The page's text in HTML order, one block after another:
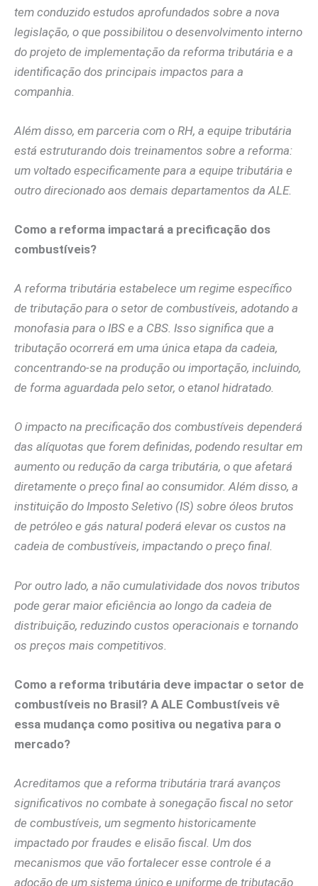
tem conduzido estudos aprofundados sobre a nova
legislação, o que possibilitou o desenvolvimento interno
do projeto de implementação da reforma tributária e a
identificação dos principais impactos para a
companhia.
Além disso, em parceria com o RH, a equipe tributária
está estruturando dois treinamentos sobre a reforma:
um voltado especificamente para a equipe tributária e
outro direcionado aos demais departamentos da ALE.
Como a reforma impactará a precificação dos
combustíveis?
A reforma tributária estabelece um regime específico
de tributação para o setor de combustíveis, adotando a
monofasia para o IBS e a CBS. Isso significa que a
tributação ocorrerá em uma única etapa da cadeia,
concentrando-se na produção ou importação, incluindo,
de forma aguardada pelo setor, o etanol hidratado.
O impacto na precificação dos combustíveis dependerá
das alíquotas que forem definidas, podendo resultar em
aumento ou redução da carga tributária, o que afetará
diretamente o preço final ao consumidor. Além disso, a
instituição do Imposto Seletivo (IS) sobre óleos brutos
de petróleo e gás natural poderá elevar os custos na
cadeia de combustíveis, impactando o preço final.
Por outro lado, a não cumulatividade dos novos tributos
pode gerar maior eficiência ao longo da cadeia de
distribuição, reduzindo custos operacionais e tornando
os preços mais competitivos.
Como a reforma tributária deve impactar o setor de
combustíveis no Brasil? A ALE Combustíveis vê
essa mudança como positiva ou negativa para o
mercado?
Acreditamos que a reforma tributária trará avanços
significativos no combate à sonegação fiscal no setor
de combustíveis, um segmento historicamente
impactado por fraudes e elisão fiscal. Um dos
mecanismos que vão fortalecer esse controle é a
adoção de um sistema único e uniforme de tributação